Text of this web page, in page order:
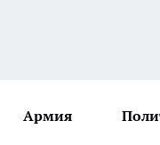
Армия